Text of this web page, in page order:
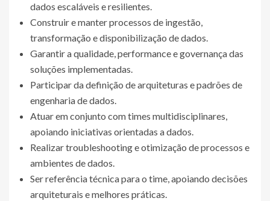
dados escaláveis e resilientes.
Construir e manter processos de ingestão,
transformação e disponibilização de dados.
Garantir a qualidade, performance e governança das
soluções implementadas.
Participar da definição de arquiteturas e padrões de
engenharia de dados.
Atuar em conjunto com times multidisciplinares,
apoiando iniciativas orientadas a dados.
Realizar troubleshooting e otimização de processos e
ambientes de dados.
Ser referência técnica para o time, apoiando decisões
arquiteturais e melhores práticas.